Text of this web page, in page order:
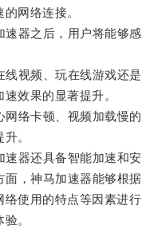
网络连接。
器之后，用户将能够感
视频、玩在线游戏还是
效果的显著提升。
络卡顿、视频加载慢的
。
还具备智能加速和安
，神马加速器能够根据
络使用的特点等因素进
。